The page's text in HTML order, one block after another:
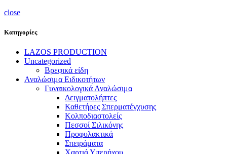
close
Κατηγορίες
LAZOS PRODUCTION
Uncategorized
Βρεφικά είδη
Αναλώσιμα Ειδικοτήτων
Γυναικολογικά Αναλώσιμα
Δειγματολήπτες
Καθετήρες Σπερματέγχυσης
Κολποδιαστολείς
Πεσσοί Σιλικόνης
Προφυλακτικά
Σπειράματα
Χαρτιά Υπερήχου